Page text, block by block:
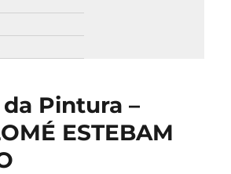
Pintura –
ESTEBAM